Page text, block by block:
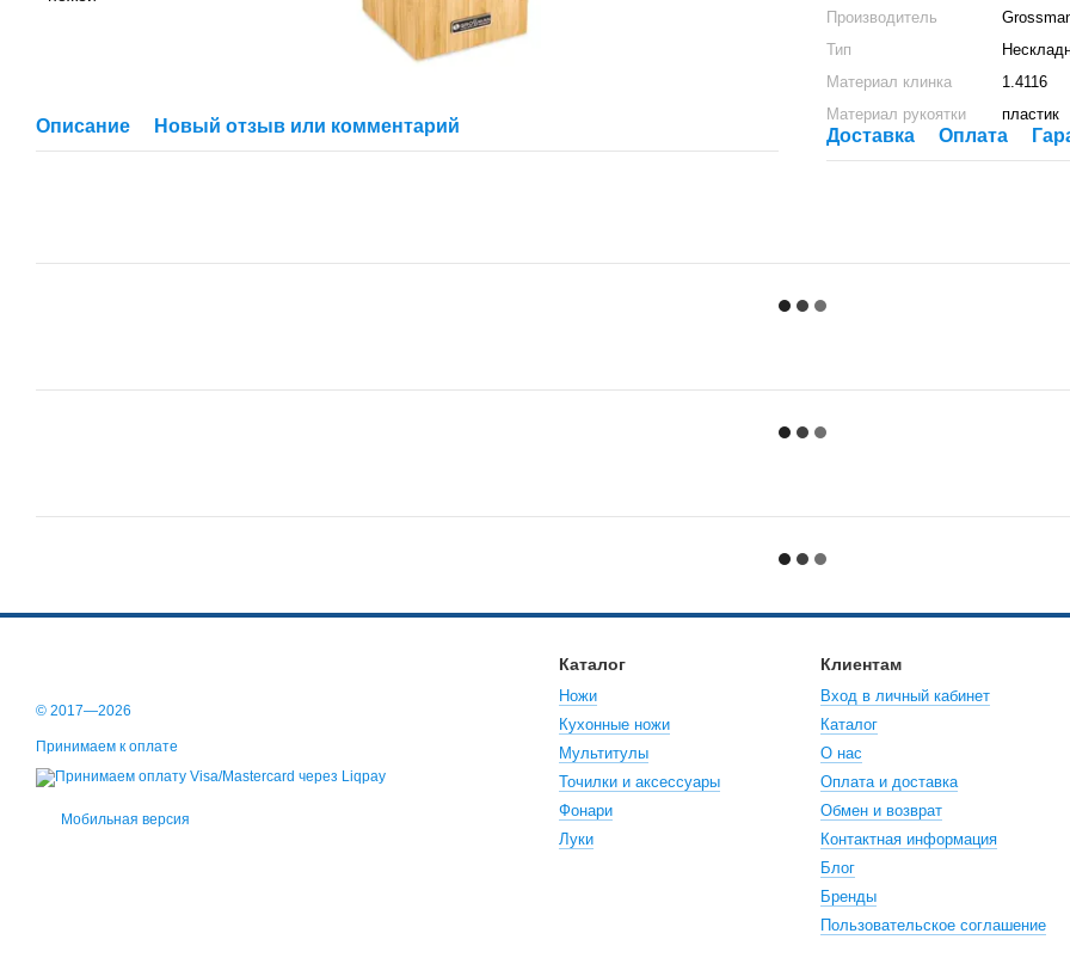
Описание Новый отзыв или комментарий
Производитель
Тип
Материал клинка
1.4116
Материал рукоятки
пластик
Доставка Оплата
© 2017—2026
Принимаем к оплате
Мобильная версия
Каталог
Ножи
Кухонные ножи
Мультитулы
Точилки и аксессуары
Фонари
Луки
Клиентам
Вход в личный кабинет
Каталог
О нас
Оплата и доставка
Обмен и возврат
Контактная информация
Блог
Бренды
Пользовательское соглашение